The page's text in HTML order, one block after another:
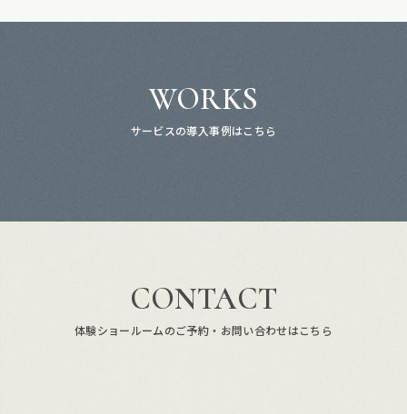
WORKS
サービスの導入事例はこちら
CONTACT
体験ショールームのご予約・お問い合わせはこちら